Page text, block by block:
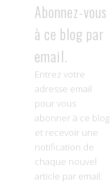
Abonnez-vous
à ce blog par
email.
Entrez votre
adresse email
pour vous
abonner à ce blog
et recevoir une
notification de
chaque nouvel
article par email.